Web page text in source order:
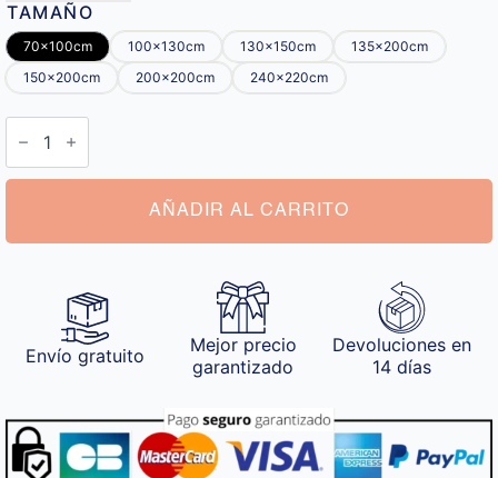
TAMAÑO
70x100cm 100x130cm 130x150cm
135x200cm
150x200cm
200x200cm 240x220cm
Manta
Personalizada
Dia
del
AÑADIR AL CARRITO
Envío gratuito
Mejor precio
garantizado
Devoluciones en
14 días